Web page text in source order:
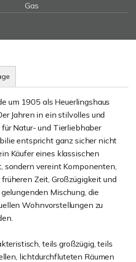
Gas
um 1905 als Heuerlingshaus
Jahren in ein stilvolles und
Natur- und Tierliebhaber
entspricht ganz sicher nicht
Käufer eines klassischen
sondern vereint Komponenten,
Zeit, Großzügigkeit und
Mischung, die
Wohnvorstellungen zu
teils großzügig, teils
lichtdurchfluteten Räumen